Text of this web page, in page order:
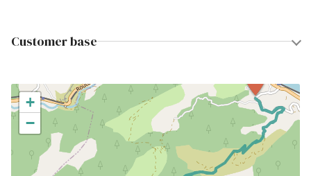
Customer base
+
−